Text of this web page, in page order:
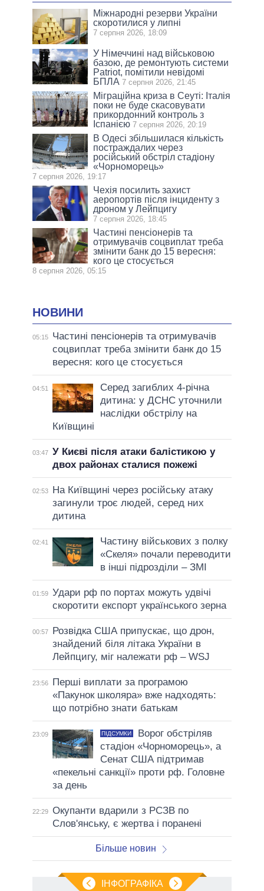
Міжнародні резерви України
скоротилися у липні
7 серпня 2026, 18:09
У Німеччині над військовою
базою, де ремонтують системи
Patriot, помітили невідомі
БПЛА 7 серпня 2026, 21:45
Міграційна криза в Сеуті: Італія
поки не буде скасовувати
прикордонний контроль з
Іспанією 7 серпня 2026, 20:19
В Одесі збільшилася кількість
постраждалих через
російський обстріл стадіону
«Чорноморець»
7 серпня 2026, 19:17
Чехія посилить захист
аеропортів після інциденту з
дроном у Лейпцигу
7 серпня 2026, 18:45
Частині пенсіонерів та
отримувачів соцвиплат треба
змінити банк до 15 вересня:
кого це стосується
8 серпня 2026, 05:15
НОВИНИ
05:15
Частині пенсіонерів та отримувачів
соцвиплат треба змінити банк до 15
вересня: кого це стосується
04:51
Серед загиблих 4-річна
дитина: у ДСНС уточнили
наслідки обстрілу на
Київщині
03:47 У Києві після атаки балістикою у
двох районах сталися пожежі
02:53
На Київщині через російську атаку
загинули троє людей, серед них
дитина
02:41
Частину військових з полку
«Скеля» почали переводити
в інші підрозділи – ЗМІ
01:59 Удари рф по портах можуть удвічі
скоротити експорт українського зерна
00:57
Розвідка США припускає, що дрон,
знайдений біля літака України в
Лейпцигу, міг належати рф – WSJ
23:56
Перші виплати за програмою
«Пакунок школяра» вже надходять:
що потрібно знати батькам
23:09 ПІДСУМКИ
Ворог обстріляв
стадіон «Чорноморець», а
Сенат США підтримав
«пекельні санкції» проти рф. Головне
за день
22:29 Окупанти вдарили з РСЗВ по
Слов'янську, є жертва і поранені
Більше новин
ІНФОГРАФІКА